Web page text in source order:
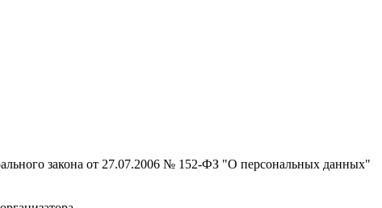
закона от 27.07.2006 № 152-ФЗ "О персональных данных"